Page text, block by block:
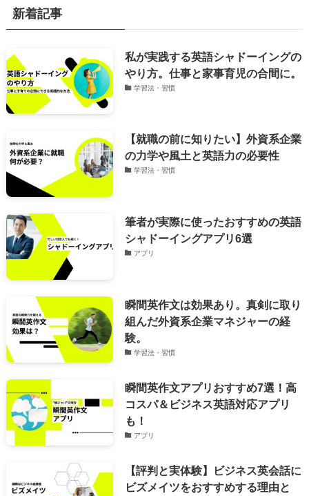
新着記事
私が実践する英語シャドーイングの
やり方。仕事と家事育児の合間に。
学習法・習慣
【就職の前に知りたい】外資系企業
の力学や風土と英語力の必要性
学習法・習慣
筆者が実際に使ったおすすめの英語
シャドーイングアプリ6選
アプリ
瞬間英作文は効果あり。真剣に取り
組んだ外資系企業マネジャーの経
験。
学習法・習慣
瞬間英作文アプリおすすめ7選！高
コスパ＆ビジネス英語対応アプリ
も！
アプリ
【評判と実体験】ビジネス英会話に
ビズメイツをおすすめする理由と